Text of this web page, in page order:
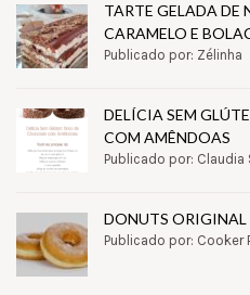
TARTE GELADA DE
CARAMELO E
Publicado por: Zélinha
DELÍCIA SEM
COM AMÊNDOAS
Publicado por: Claudia
DONUTS ORIGINAL
Publicado por: Cooker